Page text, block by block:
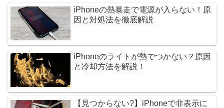
iPhoneの熱暴走で電源が入らない！原
因と対処法を徹底解説
iPhoneのライトが熱でつかない？原因
と冷却方法を解説！
【見つからない?】iPhoneで非表示に